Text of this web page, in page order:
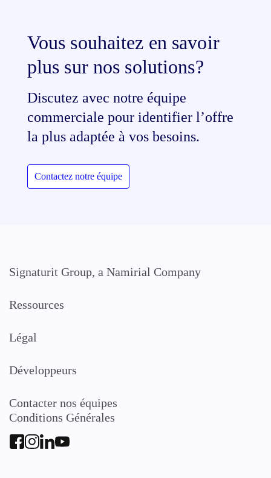
Vous souhaitez en savoir
plus sur nos solutions?
Discutez avec notre équipe
commerciale pour identifier l’offre
la plus adaptée à vos besoins.
Contactez notre équipe
Signaturit Group, a Namirial Company
Ressources
Légal
Développeurs
Contacter nos équipes
Conditions Générales